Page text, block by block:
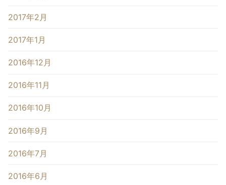
2017年2月
2017年1月
2016年12月
2016年11月
2016年10月
2016年9月
2016年7月
2016年6月